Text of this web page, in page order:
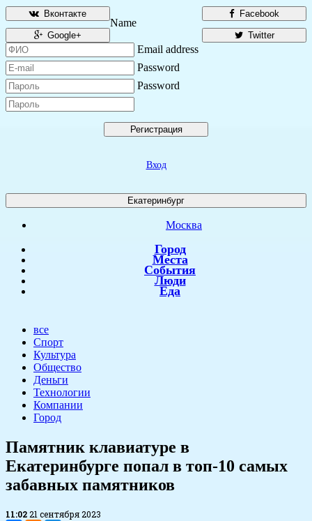
Facebook
Вконтакте
Twitter
Google+
Name
Email address
Password
Password
Регистрация
Вход
Екатеринбург
Москва
Город
Места
События
Люди
Еда
все
Спорт
Культура
Общество
Деньги
Технологии
Компании
Город
Памятник клавиатуре в
Екатеринбурге попал в топ-10 самых
забавных памятников
11:0221 сентября 2023